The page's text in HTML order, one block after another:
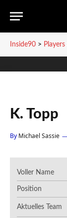
Inside90 > Players
K. Topp
By Michael Sassie
Voller Name
Position
Aktuelles Team